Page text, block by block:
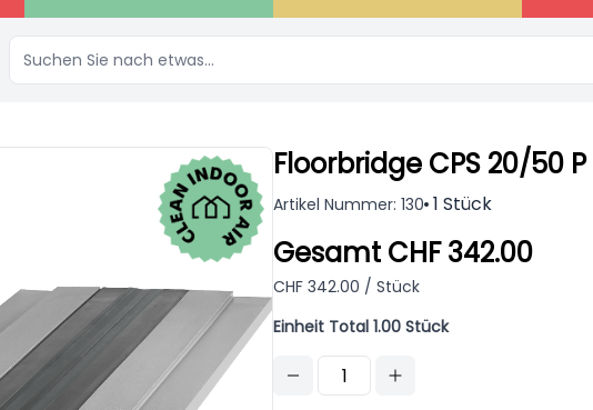
Floorbridge CPS 20/50 P
Artikel Nummer: 130 1 Stück
Gesamt CHF 342.00
CHF 342.00 / Stück
Einheit Total 1.00 Stück